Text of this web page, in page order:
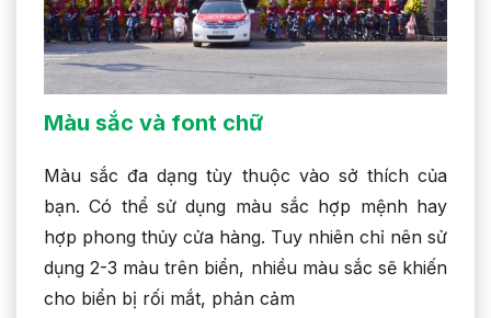
Màu sắc và font chữ
Màu sắc đa dạng tùy thuộc vào sở thích của
bạn. Có thể sử dụng màu sắc hợp mệnh hay
hợp phong thủy cửa hàng. Tuy nhiên chỉ nên sử
dụng 2-3 màu trên biển, nhiều màu sắc sẽ khiến
cho biển bị rối mắt, phản cảm